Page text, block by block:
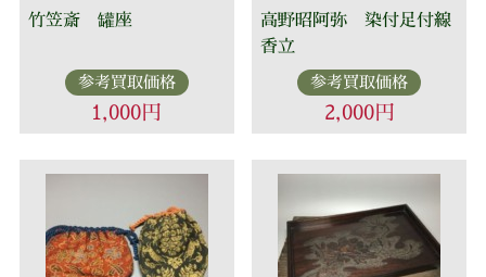
竹笠斎 罐座
参考買取価格
1,000円
高野昭阿弥 染付足付線
香立
参考買取価格
2,000円